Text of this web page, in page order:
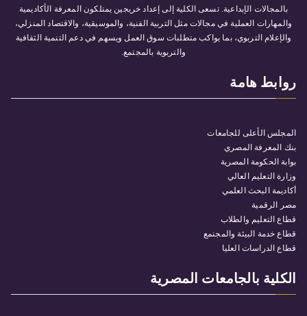
بالمجالات الإبداعية. تسعى الكلية إلى إعداد خريجين يمتلكون المعرفة الأكاديمية
والمهارات العملية في مجالات مثل التربية الفنية، والموسيقية، والاقتصاد المنزلي،
والإعلام التربوي، بما يواكب متطلبات سوق العمل ويسهم في دعم التنمية الثقافية
والتربوية بالمجتمع.
روابط هامة
المجلس الأعلى للجامعات
بنك المعرفة المصري
بوابة الحكومة المصرية
وزارة التعليم العالي
أكاديمة البحث العلمي
مصر الرقمية
قطاع التعليم والطلاب
قطاع خدمة البيئة والمجنمع
قطاع الدراسات العليا
الكلية بالجامعات المصرية